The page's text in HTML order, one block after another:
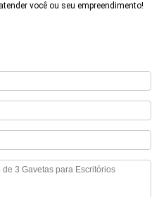
você ou seu empreendimento!